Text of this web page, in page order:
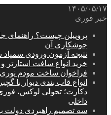
۱۴۰۵/۰۵/۱۷
خبر فوری
پروپیلن چیست؟ راهنمای
جوشکاری آن
نتیجه آزمون ورودی سمپاد سال ۱۴۰۵
خرید انواع سافت استارتر
فراخوان ساخت مودم
انواع قاب بندی دیوار با
دکارت؛ تحولی لوکس،
داخلی
سه تصمیم راهبردی دولت